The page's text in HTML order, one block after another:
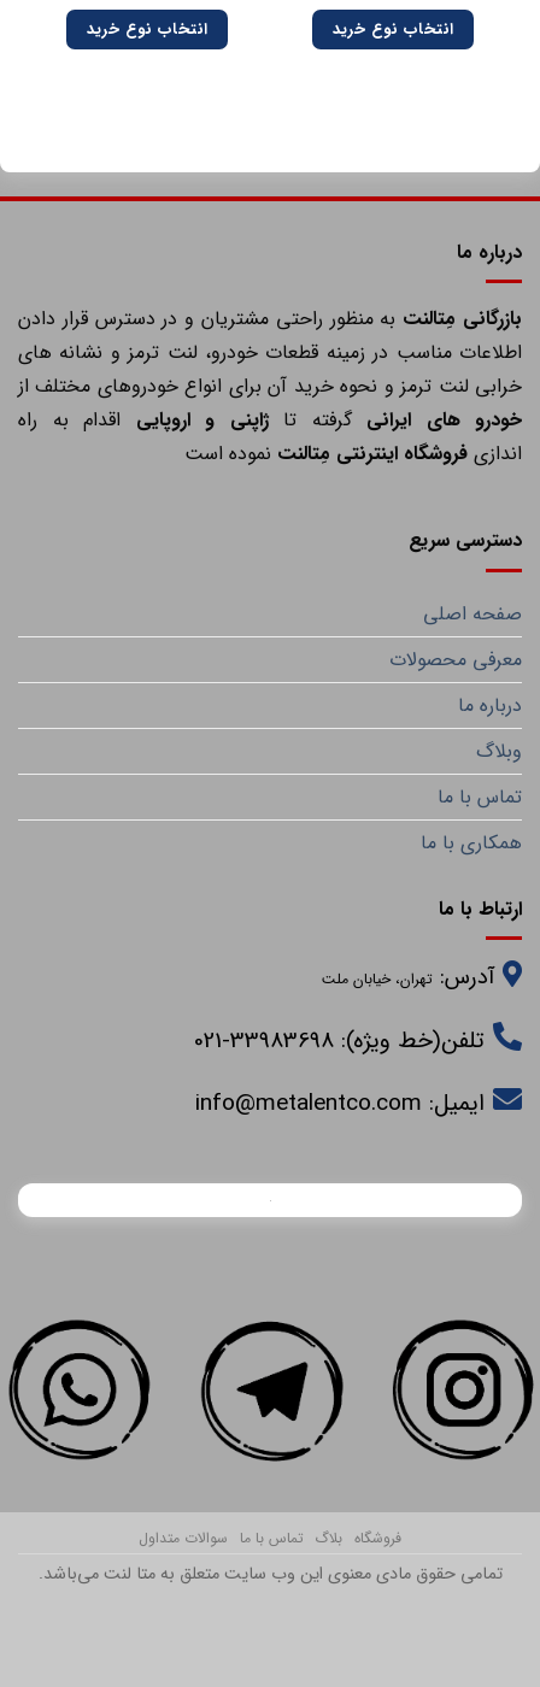
انتخاب نوع خرید
انتخاب نوع خرید
درباره ما
بازرگانی مِتالنتبه منظور راحتی مشتریان و در دسترس قرار دادن
اطلاعات مناسب در زمینه قطعات خودرو، لنت ترمز و نشانه های
خرابی لنت ترمز و نحوه خرید آن برای انواع خودروهای مختلف از
خودرو های ایرانیگرفته تاژاپنی و اروپاییاقدام به راه
اندازیفروشگاه اینترنتی مِتالنتنموده است
دسترسی سریع
صفحه اصلی
معرفی محصولات
درباره ما
وبلاگ
تماس با ما
همکاری با ما
ارتباط با ما
آدرس:تهران، خیابان ملت
تلفن(خط ویژه): 33983698-021
ایمیل:info@metalentco.com
فروشگاه بلاگ تماس با ما سوالات متداول
تمامی حقوق مادی معنوی این وب سایت متعلق به متا لنت می‌باشد.